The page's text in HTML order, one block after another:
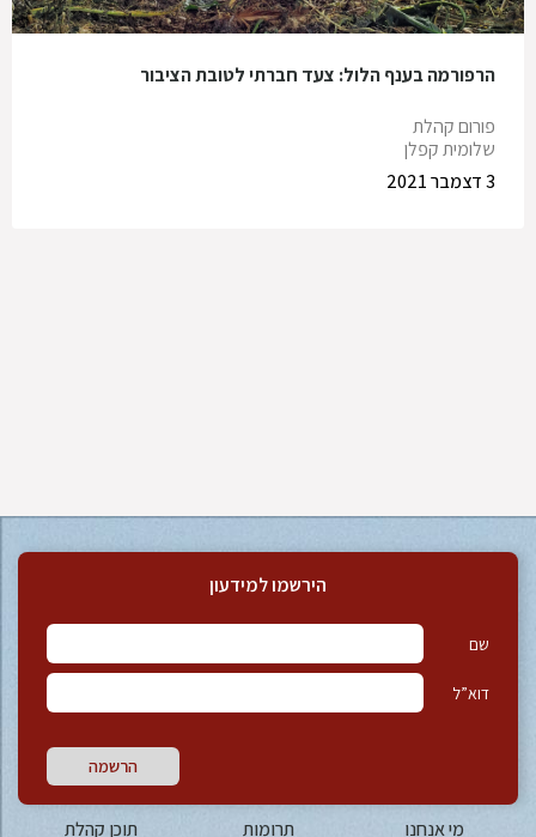
הרפורמה בענף הלול: צעד חברתי לטובת הציבור
פורום קהלת
שלומית קפלן
3 דצמבר 2021
הירשמו למידעון
שם
דוא”ל
הרשמה
מי אנחנו תרומות תוכן קהלת